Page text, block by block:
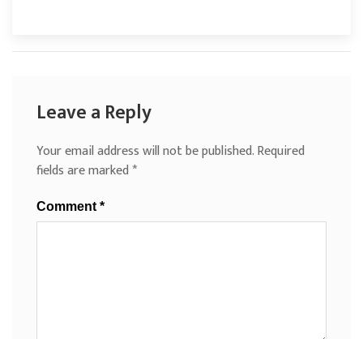
Leave a Reply
Your email address will not be published.Required
fields are marked*
Comment *